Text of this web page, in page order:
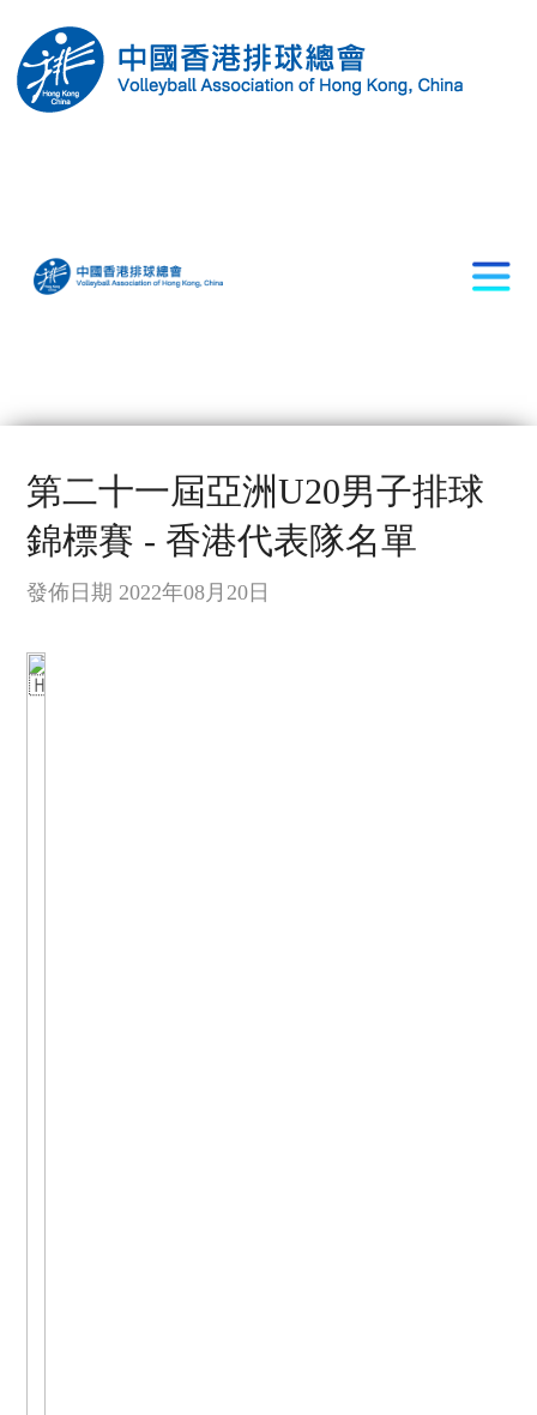
第二十一屆亞洲U20男子排球
錦標賽 - 香港代表隊名單
發佈日期 2022年08月20日